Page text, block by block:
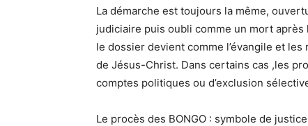
La démarche est toujours la même,
judiciaire puis oubli comme un mort
le dossier devient comme l’évangile et
de Jésus-Christ. Dans certains cas ,les
comptes politiques ou d’exclusion
Le procès des BONGO : symbole de